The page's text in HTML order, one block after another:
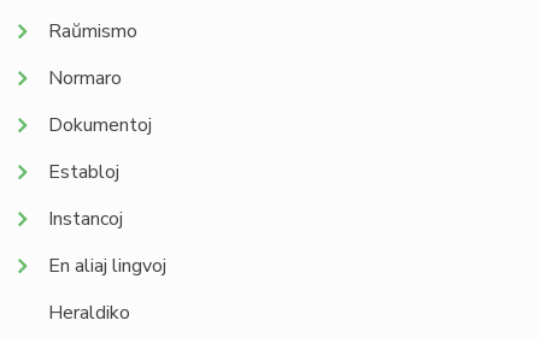
Raŭmismo
Normaro
Dokumentoj
Establoj
Instancoj
En aliaj lingvoj
Heraldiko